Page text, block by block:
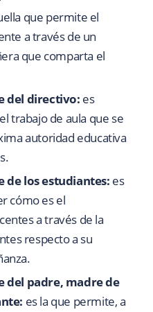
que permite el
a través de un
que comparta el
del directivo: es
trabajo de aula que se
autoridad educativa
de los estudiantes: es
cómo es el
a través de la
respecto a su
del padre, madre de
es la que permite, a